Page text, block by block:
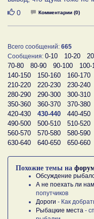
Нравится
0 Комментарии (0)
Всего сообщений: 665
Сообщения: 0-10 10-20
70-80
80-90 90-100 100-
140-150
150-160 160-170
210-220
220-230 230-240
280-290
290-300 300-310
350-360
360-370 370-380
420-430
430-440 440-450
490-500
500-510 510-520
560-570
570-580 580-590
630-640
640-650 650-660
Похожие темы на
Обсуждение
А не поехать ли нам
попутчиков
Дороги - Как
Рыбацкие места -